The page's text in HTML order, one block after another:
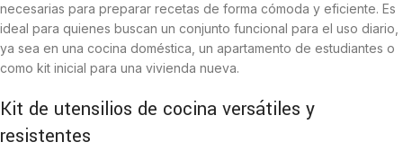
necesarias para preparar recetas de forma cómoda y eficiente. Es
ideal para quienes buscan un conjunto funcional para el uso diario,
ya sea en una cocina doméstica, un apartamento de estudiantes o
como kit inicial para una vivienda nueva.
Kit de utensilios de cocina versátiles y
resistentes